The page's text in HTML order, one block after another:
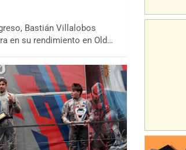
Bastián Villalobos
en su rendimiento en Old…